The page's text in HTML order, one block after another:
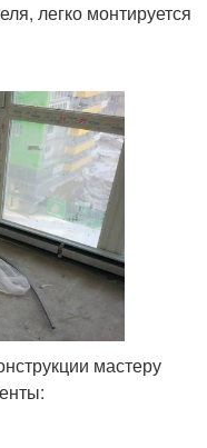
легко монтируется
мастеру